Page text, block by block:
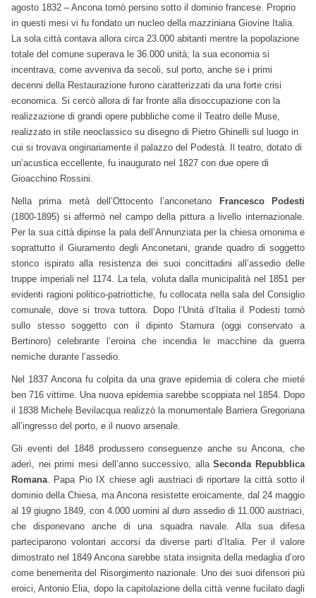
agosto 1832 – Ancona tornò persino sotto il dominio francese. Proprio
in questi mesi vi fu fondato un nucleo della mazziniana Giovine Italia.
La sola città contava allora circa 23.000 abitanti mentre la popolazione
totale del comune superava le 36.000 unità; la sua economia si
incentrava, come avveniva da secoli, sul porto, anche se i primi
decenni della Restaurazione furono caratterizzati da una forte crisi
economica. Si cercò allora di far fronte alla disoccupazione con la
realizzazione di grandi opere pubbliche come il Teatro delle Muse,
realizzato in stile neoclassico su disegno di Pietro Ghinelli sul luogo in
cui si trovava originariamente il palazzo del Podestà. Il teatro, dotato di
un’acustica eccellente, fu inaugurato nel 1827 con due opere di
Gioacchino Rossini.
Nella prima metà dell’Ottocento l’anconetano
Francesco Podesti
(1800-1895) si affermò nel campo della pittura a livello internazionale.
Per la sua città dipinse la pala dell’Annunziata per la chiesa omonima e
soprattutto il Giuramento degli Anconetani, grande quadro di soggetto
storico ispirato alla resistenza dei suoi concittadini all’assedio delle
truppe imperiali nel 1174. La tela, voluta dalla municipalità nel 1851 per
evidenti ragioni politico-patriottiche, fu collocata nella sala del Consiglio
comunale, dove si trova tuttora. Dopo l’Unità d’Italia il Podesti tornò
sullo stesso soggetto con il dipinto Stamura (oggi conservato a
Bertinoro) celebrante l’eroina che incendia le macchine da guerra
nemiche durante l’assedio.
Nel 1837 Ancona fu colpita da una grave epidemia di colera che mieté
ben 716 vittime. Una nuova epidemia sarebbe scoppiata nel 1854. Dopo
il 1838 Michele Bevilacqua realizzò la monumentale Barriera Gregoriana
all’ingresso del porto, e il nuovo arsenale.
Gli eventi del 1848 produssero conseguenze anche su Ancona, che
aderì, nei primi mesi dell’anno successivo, allaSeconda Repubblica
Romana. Papa Pio IX chiese agli austriaci di riportare la città sotto il
dominio della Chiesa, ma Ancona resistette eroicamente, dal 24 maggio
al 19 giugno 1849, con 4.000 uomini al duro assedio di 11.000 austriaci,
che disponevano anche di una squadra navale. Alla sua difesa
parteciparono volontari accorsi da diverse parti d’Italia. Per il valore
dimostrato nel 1849 Ancona sarebbe stata insignita della medaglia d’oro
come benemerita del Risorgimento nazionale. Uno dei suoi difensori più
eroici, Antonio Elia, dopo la capitolazione della città venne fucilato dagli